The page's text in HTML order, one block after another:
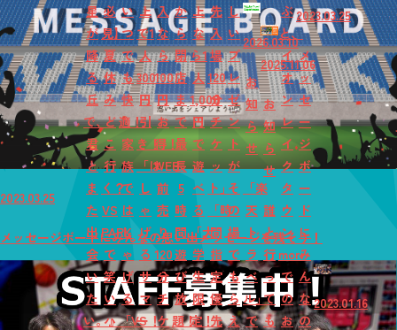
星
が
降
る
丘
で、
君
と
ま
た
出
会
い
た
い。』
必
見】
夏
休
み
ど
こ
行
く？
VS
PARK
で
笑
い
ハ
い
つ
で
も
快
適！
家
族
で
は
し
ゃ
げ
る
「VS
上
で1
人
300
円
引
き！
「は
し
ゃ
げ
る
サ
マ
ー！
入
な
ら
100
円
お
得！
WEB
前
売
り
120
分
チ
ケ
か
ら
閉
店
ま
で
最
長
5
時
間
遊
び
放
題！
上
な
ら1
人
1,000
円
で
遊
べ
る
「大
学
生
限
定！
先
入
場
120
分
チ
ケ
ッ
ト」
「時
間
指
定
優
先
し
い
プ
レ
ゼ
ン
ト
が
そ
の
場
で
も
ら
え
2026.03.10
お
知
ら
せ
「楽
天
ト
ラ
ベ
ル」
で
2025.11.06
お
知
ら
せ
誰
と
行
っ
て
も
ぶ
と、
イ
オ
ン
レ
イ
ク
タ
ウ
ン
mori
で
の
お
2023.03.25
メ
ッ
セ
ー
ジ
ボ
ー
ド
に
み
ん
な
の
2023.01.16
2023.03.25
メッセージボードにみんなの思い出メッセージを残そう！